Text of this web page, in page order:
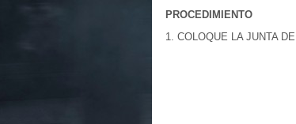
PROCEDIMIENTO
1. COLOQUE LA JUNTA